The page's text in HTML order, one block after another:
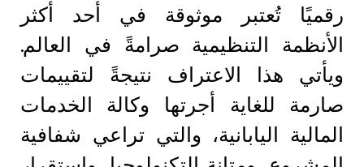
رقميًا تُعتبر موثوقة في أحد أكثر
الأنظمة التنظيمية صرامةً في العالم.
ويأتي هذا الاعتراف نتيجةً لتقييمات
صارمة للغاية أجرتها وكالة الخدمات
المالية اليابانية، والتي تراعي شفافية